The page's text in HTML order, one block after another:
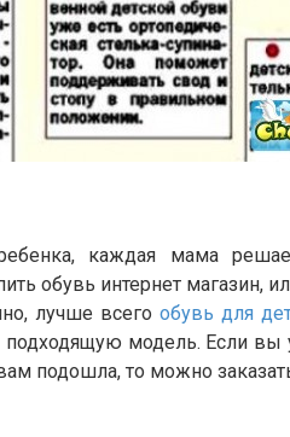
каждая мама
обувь интернет магазин,
лучше всего обувь для
подходящую модель. Если вы
подошла, то можно